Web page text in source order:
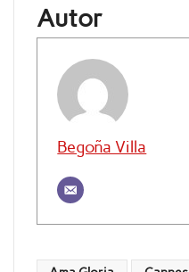
Autor
Begoña Villa